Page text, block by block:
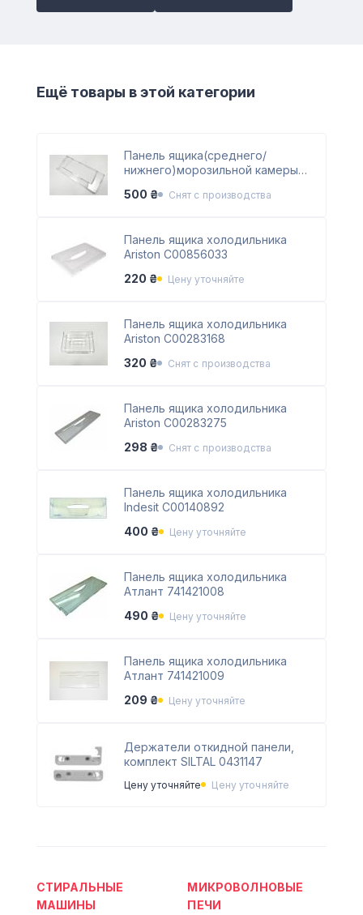
Ещё товары в этой категории
Панель ящика(среднего/
нижнего)морозильной камеры
C00856032
500 ₴ Снят с производства
Панель ящика холодильника
Ariston C00856033
220 ₴
Цену уточняйте
Панель ящика холодильника
Ariston C00283168
320 ₴
Снят с производства
Панель ящика холодильника
Ariston C00283275
298 ₴
Снят с производства
Панель ящика холодильника
Indesit C00140892
400 ₴
Цену уточняйте
Панель ящика холодильника
Атлант 741421008
490 ₴
Цену уточняйте
Панель ящика холодильника
Атлант 741421009
209 ₴
Цену уточняйте
Держатели откидной панели,
комплект SILTAL 0431147
Цену уточняйте Цену уточняйте
СТИРАЛЬНЫЕ
МАШИНЫ
МИКРОВОЛНОВЫЕ
ПЕЧИ